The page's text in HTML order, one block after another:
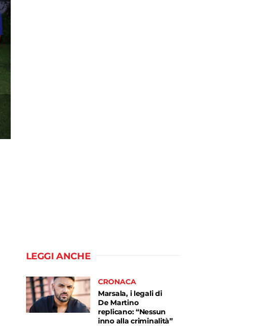
LEGGI ANCHE
CRONACA
Marsala, i legali di
De Martino
replicano: “Nessun
inno alla criminalità”